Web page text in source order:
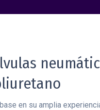
en su amplia